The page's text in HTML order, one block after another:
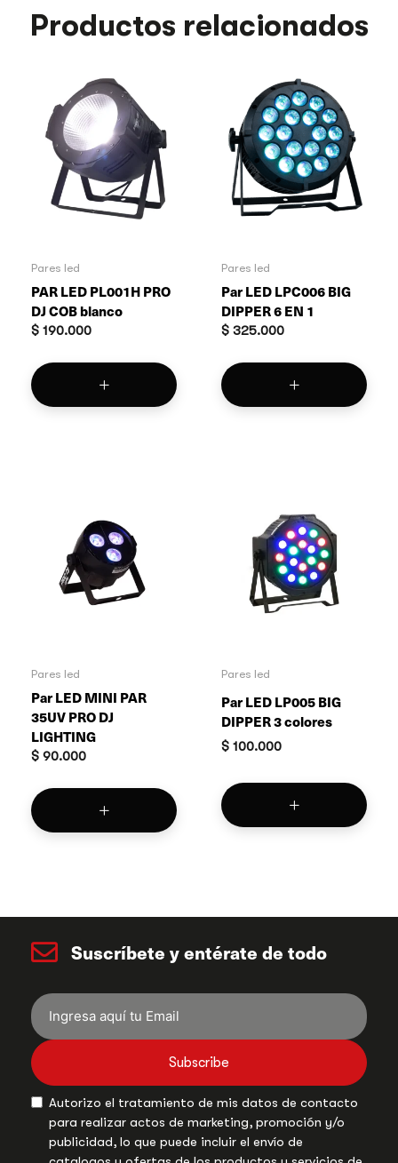
Productos relacionados
Pares led
PAR LED PL001H PRO
DJ COB blanco
$ 190.000
Pares led
Par LED LPC006 BIG
DIPPER 6 EN 1
$ 325.000
Pares led
Par LED MINI PAR
35UV PRO DJ
LIGHTING
$ 90.000
Pares led
Par LED LP005 BIG
DIPPER 3 colores
$ 100.000
Suscríbete y entérate de todo
Subscribe
Autorizo el tratamiento de mis datos de contacto
para realizar actos de marketing, promoción y/o
publicidad, lo que puede incluir el envío de